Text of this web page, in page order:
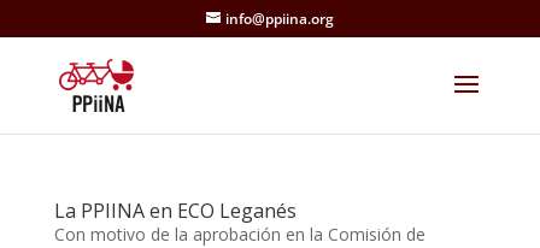
info@ppiina.org
La PPIINA en ECO Leganés
Con motivo de la aprobación en la Comisión de